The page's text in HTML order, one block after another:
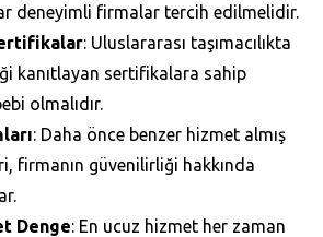
deneyimli firmalar tercih edilmelidir.
: Uluslararası taşımacılıkta
kanıtlayan sertifikalara sahip
olmalıdır.
: Daha önce benzer hizmet almış
firmanın güvenilirliği hakkında
Denge: En ucuz hizmet her zaman